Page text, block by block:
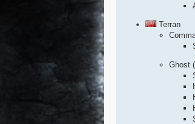
Terran
Ghost